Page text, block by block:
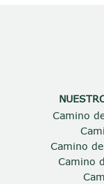
Camino
Camino
Camino